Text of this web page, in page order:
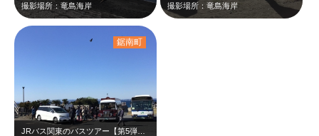
撮影場所：竜島海岸
撮影場所：竜島海岸
JRバス関東のバスツアー【第5弾！山城ガール むつみ隊長と いざ、海城！ 海城…
鋸南町